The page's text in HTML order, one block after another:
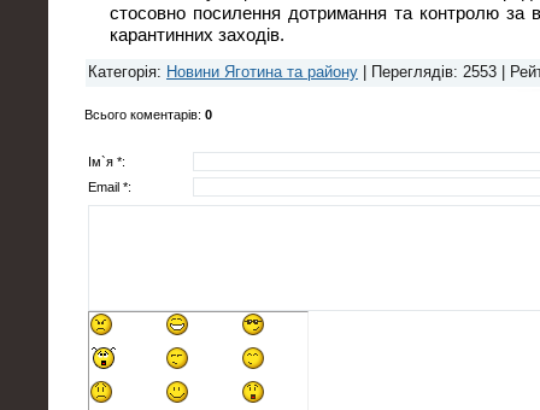
стосовно посилення дотримання та контролю за
карантинних заходів.
Категорія: Новини Яготина та району Переглядів: 2553 |
Всього коментарів: 0
Ім`я *:
Email *: